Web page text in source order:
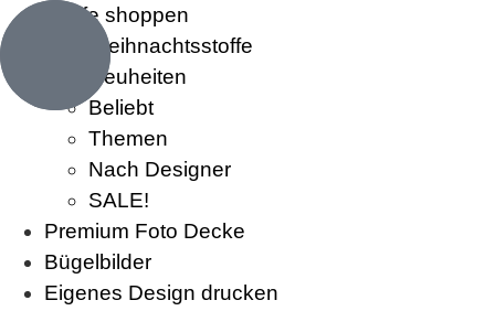
Stoffe shoppen
Weihnachtsstoffe
Neuheiten
Beliebt
Themen
Nach Designer
SALE!
Premium Foto Decke
Bügelbilder
Eigenes Design drucken